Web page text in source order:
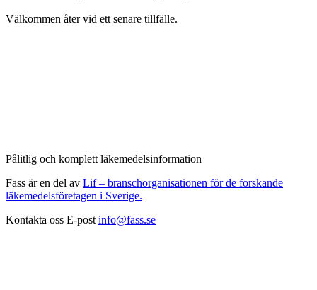
Välkommen åter vid ett senare tillfälle.
Pålitlig och komplett läkemedelsinformation
Fass är en del av Lif – branschorganisationen för de forskande
läkemedelsföretagen i Sverige.
Kontakta oss E-post info@fass.se